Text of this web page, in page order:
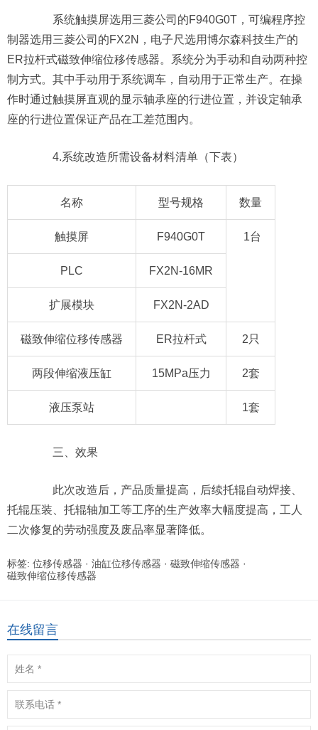
系统触摸屏选用三菱公司的F940G0T，可编程序控
制器选用三菱公司的FX2N，电子尺选用博尔森科技生产的
ER拉杆式磁致伸缩位移传感器。系统分为手动和自动两种控
制方式。其中手动用于系统调车，自动用于正常生产。在操
作时通过触摸屏直观的显示轴承座的行进位置，并设定轴承
座的行进位置保证产品在工差范围内。
4.系统改造所需设备材料清单（下表）
名称 型号规格 数量
触摸屏 F940G0T 1台
PLC FX2N-16MR
扩展模块 FX2N-2AD
磁致伸缩位移传感器 ER拉杆式 2只
两段伸缩液压缸 15MPa压力 2套
液压泵站 1套
三、效果
此次改造后，产品质量提高，后续托辊自动焊接、
托辊压装、托辊轴加工等工序的生产效率大幅度提高，工人
二次修复的劳动强度及废品率显著降低。
标签: 位移传感器 · 油缸位移传感器 · 磁致伸缩传感器 ·
磁致伸缩位移传感器
在线留言